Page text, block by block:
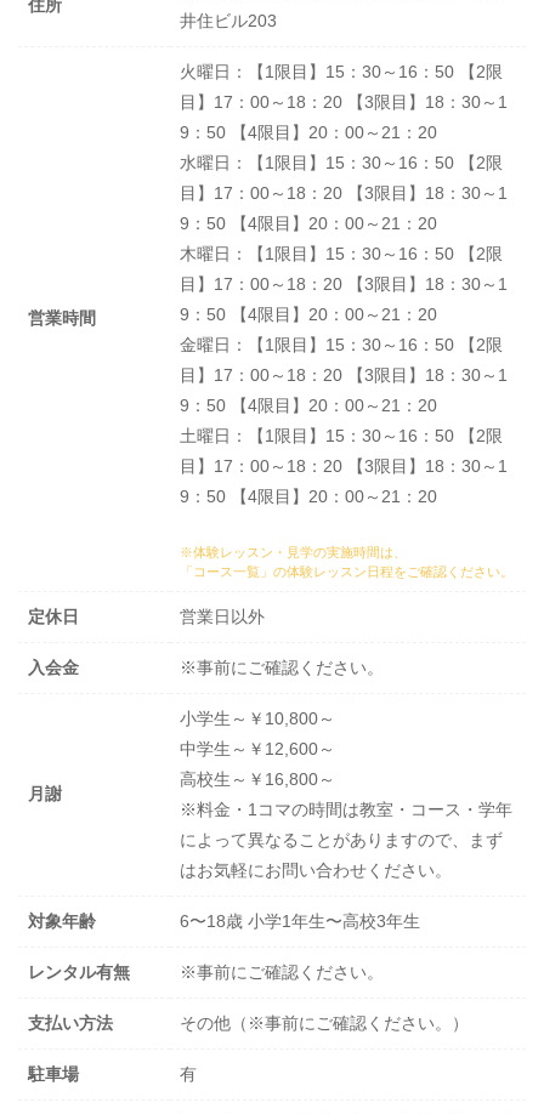
住所
井住ビル203
営業時間
火曜日：【1限目】15：30～16：50 【2限
目】17：00～18：20 【3限目】18：30～1
9：50 【4限目】20：00～21：20
水曜日：【1限目】15：30～16：50 【2限
目】17：00～18：20 【3限目】18：30～1
9：50 【4限目】20：00～21：20
木曜日：【1限目】15：30～16：50 【2限
目】17：00～18：20 【3限目】18：30～1
9：50 【4限目】20：00～21：20
金曜日：【1限目】15：30～16：50 【2限
目】17：00～18：20 【3限目】18：30～1
9：50 【4限目】20：00～21：20
土曜日：【1限目】15：30～16：50 【2限
目】17：00～18：20 【3限目】18：30～1
9：50 【4限目】20：00～21：20
※体験レッスン・見学の実施時間は、
「コース一覧」の体験レッスン日程をご確認ください。
定休日 営業日以外
入会金 ※事前にご確認ください。
月謝
小学生～￥10,800～
中学生～￥12,600～
高校生～￥16,800～
※料金・1コマの時間は教室・コース・学年
によって異なることがありますので、まず
はお気軽にお問い合わせください。
対象年齢 6〜18歳 小学1年生〜高校3年生
レンタル有無 ※事前にご確認ください。
支払い方法 その他（※事前にご確認ください。）
駐車場 有